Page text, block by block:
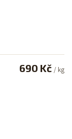
690 Kč / kg